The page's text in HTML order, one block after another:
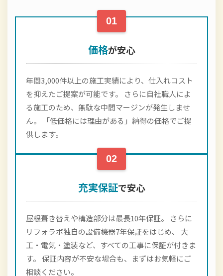
01
価格が安心
年間3,000件以上の施工実績により、仕入れコスト
を抑えたご提案が可能です。 さらに自社職人によ
る施工のため、無駄な中間マージンが発生しませ
ん。 「低価格には理由がある」――納得の価格でご提
供します。
02
充実保証で安心
屋根葺き替えや構造部分は最長10年保証。 さらに
リフォラボ独自の設備機器7年保証をはじめ、 大
工・電気・塗装など、すべての工事に保証が付きま
す。 保証内容が不安な場合も、まずはお気軽にご
相談ください。